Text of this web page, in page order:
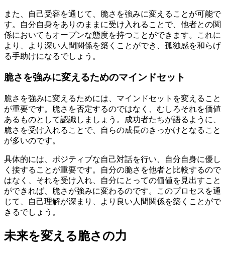
また、自己受容を通じて、脆さを強みに変えることが可能で
す。自分自身をありのままに受け入れることで、他者との関
係においてもオープンな態度を持つことができます。これに
より、より深い人間関係を築くことができ、孤独感を和らげ
る手助けになるでしょう。
脆さを強みに変えるためのマインドセット
脆さを強みに変えるためには、マインドセットを変えること
が重要です。脆さを否定するのではなく、むしろそれを価値
あるものとして認識しましょう。成功者たちが語るように、
脆さを受け入れることで、自らの成長のきっかけとなること
が多いのです。
具体的には、ポジティブな自己対話を行い、自分自身に優し
く接することが重要です。自分の脆さを他者と比較するので
はなく、それを受け入れ、自分にとっての価値を見出すこと
ができれば、脆さが強みに変わるのです。このプロセスを通
じて、自己理解が深まり、より良い人間関係を築くことがで
きるでしょう。
未来を変える脆さの力